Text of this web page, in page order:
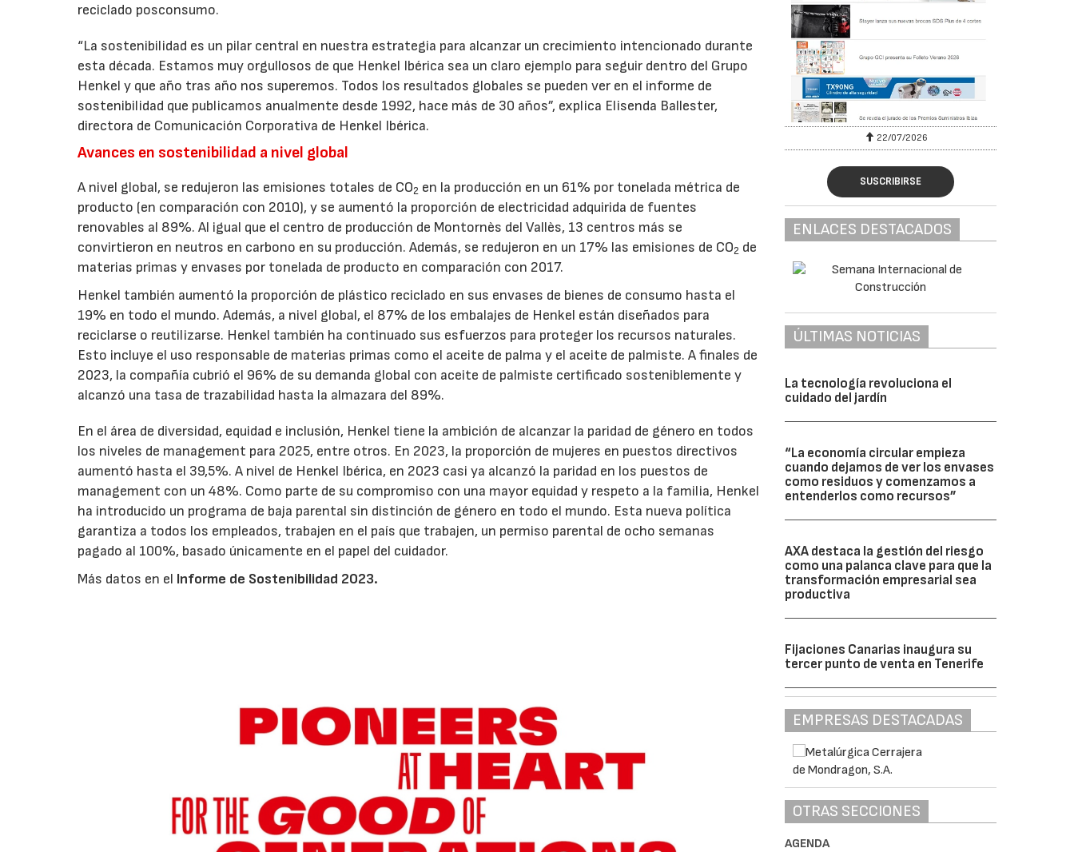
reciclado posconsumo.
“La sostenibilidad es un pilar central en nuestra estrategia para alcanzar un crecimiento intencionado durante
esta década. Estamos muy orgullosos de que Henkel Ibérica sea un claro ejemplo para seguir dentro del Grupo
Henkel y que año tras año nos superemos. Todos los resultados globales se pueden ver en el informe de
sostenibilidad que publicamos anualmente desde 1992, hace más de 30 años”, explica Elisenda Ballester,
directora de Comunicación Corporativa de Henkel Ibérica.
Avances en sostenibilidad a nivel global
A nivel global, se redujeron las emisiones totales de CO2 en la producción en un 61% por tonelada métrica de
producto (en comparación con 2010), y se aumentó la proporción de electricidad adquirida de fuentes
renovables al 89%. Al igual que el centro de producción de Montornès del Vallès, 13 centros más se
convirtieron en neutros en carbono en su producción. Además, se redujeron en un 17% las emisiones de CO2 de
materias primas y envases por tonelada de producto en comparación con 2017.
Henkel también aumentó la proporción de plástico reciclado en sus envases de bienes de consumo hasta el
19% en todo el mundo. Además, a nivel global, el 87% de los embalajes de Henkel están diseñados para
reciclarse o reutilizarse. Henkel también ha continuado sus esfuerzos para proteger los recursos naturales.
Esto incluye el uso responsable de materias primas como el aceite de palma y el aceite de palmiste. A finales de
2023, la compañía cubrió el 96% de su demanda global con aceite de palmiste certificado sosteniblemente y
alcanzó una tasa de trazabilidad hasta la almazara del 89%.
En el área de diversidad, equidad e inclusión, Henkel tiene la ambición de alcanzar la paridad de género en todos
los niveles de management para 2025, entre otros. En 2023, la proporción de mujeres en puestos directivos
aumentó hasta el 39,5%. A nivel de Henkel Ibérica, en 2023 casi ya alcanzó la paridad en los puestos de
management con un 48%. Como parte de su compromiso con una mayor equidad y respeto a la familia, Henkel
ha introducido un programa de baja parental sin distinción de género en todo el mundo. Esta nueva política
garantiza a todos los empleados, trabajen en el país que trabajen, un permiso parental de ocho semanas
pagado al 100%, basado únicamente en el papel del cuidador.
Más datos en el Informe de Sostenibilidad 2023.
22/07/2026
SUSCRIBIRSE
ENLACES DESTACADOS
ÚLTIMAS NOTICIAS
La tecnología revoluciona el
cuidado del jardín
“La economía circular empieza
cuando dejamos de ver los envases
como residuos y comenzamos a
entenderlos como recursos”
AXA destaca la gestión del riesgo
como una palanca clave para que la
transformación empresarial sea
productiva
Fijaciones Canarias inaugura su
tercer punto de venta en Tenerife
EMPRESAS DESTACADAS
OTRAS SECCIONES
AGENDA